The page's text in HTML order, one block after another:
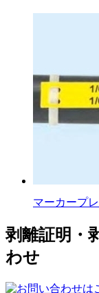
マーカープ
剥離証明・
わせ